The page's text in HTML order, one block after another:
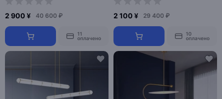
2 900 ¥ 40 600 ₽
11
оплачено
2 100 ¥ 29 400 ₽
10
оплачено